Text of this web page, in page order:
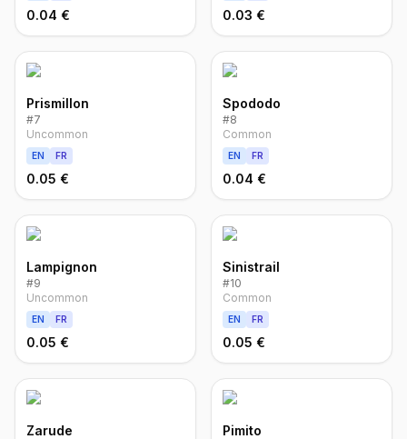
0.04 € 0.03 €
Prismillon
#7
Uncommon
EN FR
0.05 €
Spododo
#8
Common
EN FR
0.04 €
Lampignon
#9
Uncommon
EN FR
0.05 €
Sinistrail
#10
Common
EN FR
0.05 €
Zarude Pimito